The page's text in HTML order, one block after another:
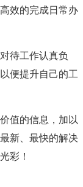
效的完成日常办
待工作认真负
便提升自己的工
值的信息，加以
新、最快的解决
彩！